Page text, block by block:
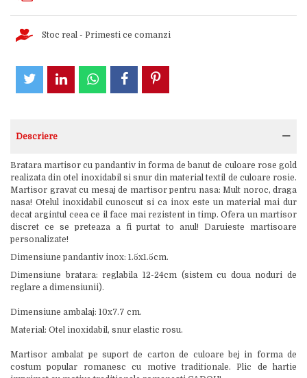
Stoc real - Primesti ce comanzi
Descriere
Bratara martisor cu pandantiv in forma de banut de culoare rose gold
realizata din otel inoxidabil si snur din material textil de culoare rosie.
Martisor gravat cu mesaj de martisor pentru nasa: Mult noroc, draga
nasa! Otelul inoxidabil cunoscut si ca inox este un material mai dur
decat argintul ceea ce il face mai rezistent in timp. Ofera un martisor
discret ce se preteaza a fi purtat to anul! Daruieste martisoare
personalizate!
Dimensiune pandantiv inox: 1.5x1.5cm.
Dimensiune bratara: reglabila 12-24cm (sistem cu doua noduri de
reglare a dimensiunii).
Dimensiune ambalaj: 10x7.7 cm.
Material: Otel inoxidabil, snur elastic rosu.
Martisor ambalat pe suport de carton de culoare bej in forma de
costum popular romanesc cu motive traditionale. Plic de hartie